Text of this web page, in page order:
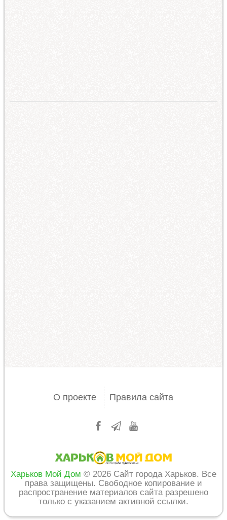
О проекте Правила сайта
Харьков Мой Дом © 2026 Сайт города Харьков. Все
права защищены. Свободное копирование и
распространение материалов сайта разрешено
только с указанием активной ссылки.